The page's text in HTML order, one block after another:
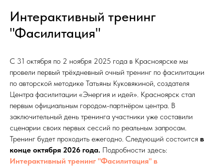
Интерактивный тренинг
"Фасилитация"
С 31 октября по 2 ноября 2025 года в Красноярске мы
провели первый трёхдневный очный тренинг по фасилитации
по авторской методике Татьяны Куковякиной, создателя
Центра фасилитации «Энергия и идей». Красноярск стал
первым официальным городом-партнёром центра. В
заключительный день тренинга участники уже составили
сценарии своих первых сессий по реальным запросам.
Тренинг будет проходить ежегодно. Следующий состоится в
конце октября 2026 года. Подробности здесь:
Интерактивный тренинг "Фасилитация" в